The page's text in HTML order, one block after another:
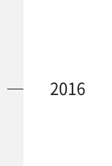
2016